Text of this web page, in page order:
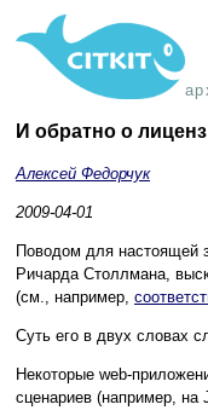
И обратно о
Алексей Федорчук
2009-04-01
Поводом для настоящей
Ричарда Столлмана,
(см., например,
Суть его в двух словах
Некоторые web-
сценариев (например, на